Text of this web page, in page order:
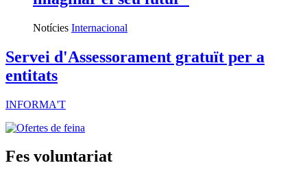
Notícies Internacional
Servei d'Assessorament gratuït per a
entitats
INFORMA'T
Fes voluntariat